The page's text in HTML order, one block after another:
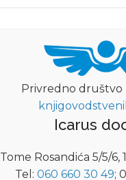
Privredno društvo
Icarus
Tome Rosandića 5/5/6,
Tel:060 660 30 49;